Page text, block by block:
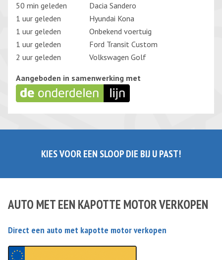
50 min geleden
Dacia Sandero
1 uur geleden
Hyundai Kona
1 uur geleden
Onbekend voertuig
1 uur geleden
Ford Transit Custom
2 uur geleden
Volkswagen Golf
Aangeboden in samenwerking met
KIES VOOR EEN SLOOP DIE BIJ U PAST!
AUTO MET EEN KAPOTTE MOTOR VERKOPEN
Direct een auto met kapotte motor verkopen